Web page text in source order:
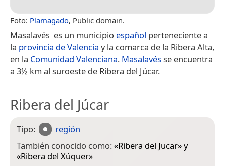
Foto: Plamagado, Public domain.
Masalavés​ ​ es un municipio español perteneciente a
la provincia de Valencia y la comarca de la Ribera Alta,
en la Comunidad Valenciana. Masalavésse encuentra
a 3½ km al suroeste de Ribera del Júcar.
Ribera del Júcar
Tipo:
región
También conocido como:«Ribera del Jucar» y
«Ribera del Xúquer»